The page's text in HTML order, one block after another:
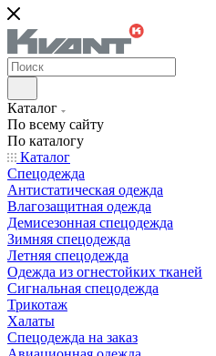
Каталог
По всему сайту
По каталогу
Каталог
Спецодежда
Антистатическая одежда
Влагозащитная одежда
Демисезонная спецодежда
Зимняя спецодежда
Летняя спецодежда
Одежда из огнестойких тканей
Сигнальная спецодежда
Трикотаж
Халаты
Спецодежда на заказ